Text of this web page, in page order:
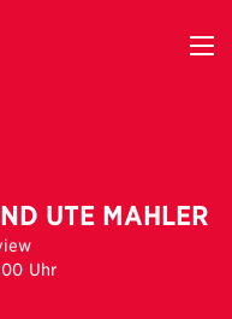
UTE MAHLER
Uhr